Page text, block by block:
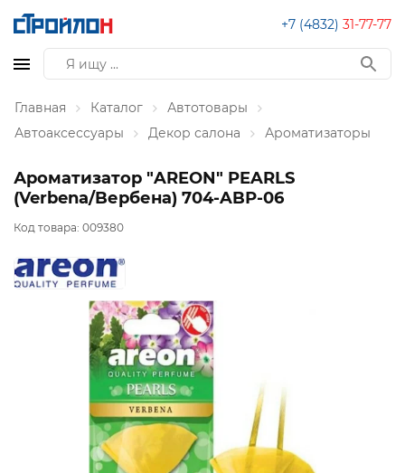
+7 (4832) 31-77-77
Главная Каталог
Автотовары
Автоаксессуары
Декор салона Ароматизаторы
Ароматизатор "AREON" PEARLS
(Verbena/Bербена) 704-ABР-06
Код товара: 009380